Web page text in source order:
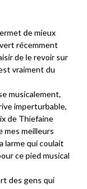
de mieux
récemment
de le revoir sur
vraiment du
musicalement,
imperturbable,
de Thiefaine
mes meilleurs
larme qui coulait
ce pied musical
des gens qui